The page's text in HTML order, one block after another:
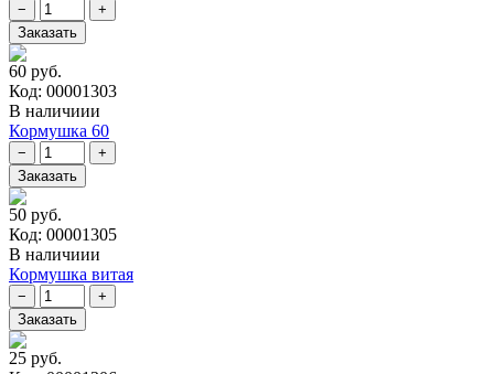
60 руб.
Код: 00001303
В наличиии
Кормушка 60
50 руб.
Код: 00001305
В наличиии
Кормушка витая
25 руб.